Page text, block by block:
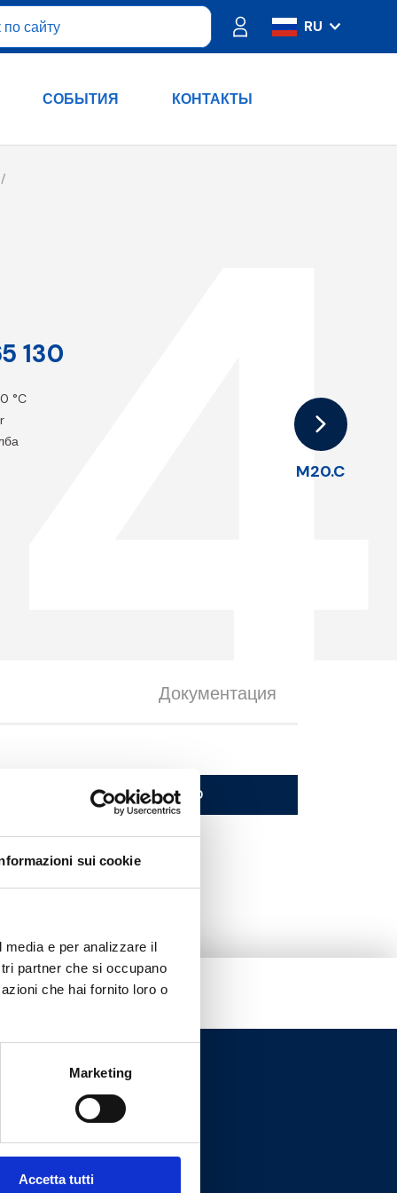
sui cookie
e per analizzare il
partner che si occupano
che hai fornito loro o
Marketing
Accetta tutti
RU
IT
PT
СОБЫТИЯ КОНТАКТЫ
M20.C
130
°C
Документация
Скачать файл 3D